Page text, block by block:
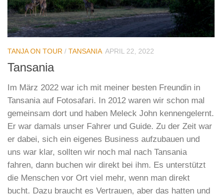
TANJA ON TOUR / TANSANIA APRIL 22, 2022
Tansania
Im März 2022 war ich mit meiner besten Freundin in
Tansania auf Fotosafari. In 2012 waren wir schon mal
gemeinsam dort und haben Meleck John kennengelernt.
Er war damals unser Fahrer und Guide. Zu der Zeit war
er dabei, sich ein eigenes Business aufzubauen und
uns war klar, sollten wir noch mal nach Tansania
fahren, dann buchen wir direkt bei ihm. Es unterstützt
die Menschen vor Ort viel mehr, wenn man direkt
bucht. Dazu braucht es Vertrauen, aber das hatten und